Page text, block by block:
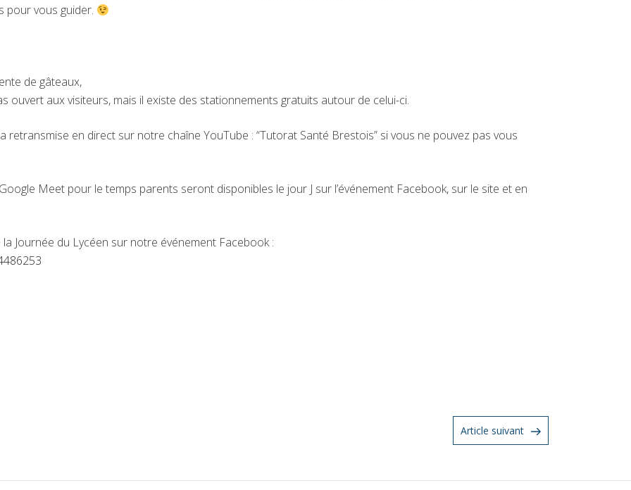
pour vous guider.
de gâteaux,
ouvert aux visiteurs, mais il existe des stationnements gratuits autour de celui-ci.
retransmise en direct sur notre chaîne YouTube : “Tutorat Santé Brestois” si vous ne pouvez pas vous
Meet pour le temps parents seront disponibles le jour J sur l’événement Facebook, sur le site et en
Journée du Lycéen sur notre événement Facebook :
Article
suivant
Article suivant